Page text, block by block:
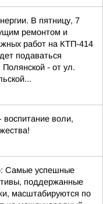
В пятницу, 7
ремонтом и
работ на КТП-414
подаваться
Полянской - от ул.
воспитание воли,
Самые успешные
поддержанные
масштабируются по